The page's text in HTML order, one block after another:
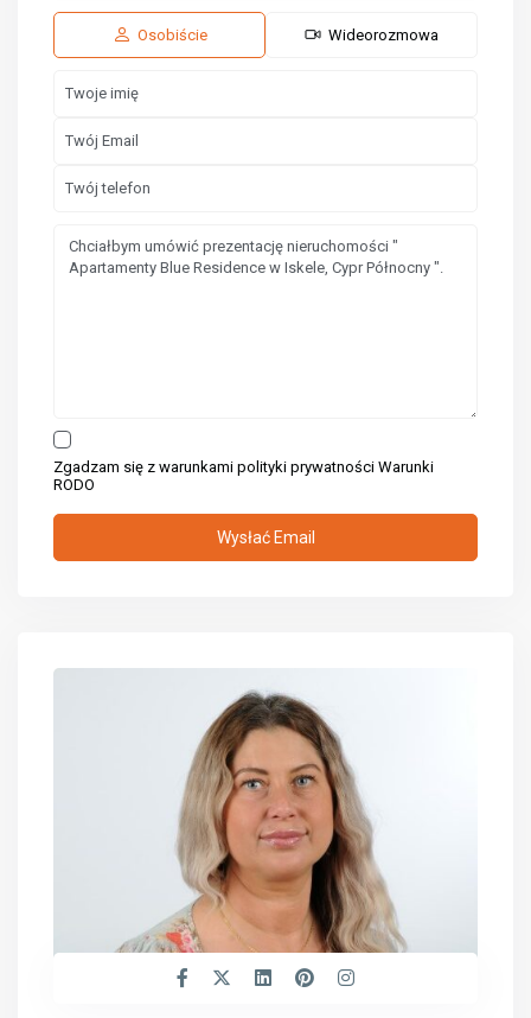
sie
Osobiście Wideorozmowa
Zgadzam się z warunkami polityki prywatnościWarunki
RODO